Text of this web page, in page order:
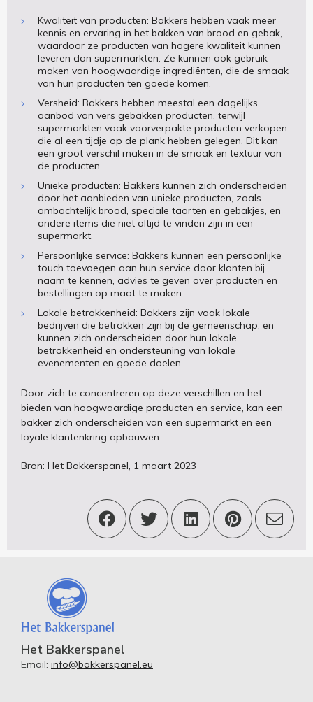
Kwaliteit van producten: Bakkers hebben vaak meer
kennis en ervaring in het bakken van brood en gebak,
waardoor ze producten van hogere kwaliteit kunnen
leveren dan supermarkten. Ze kunnen ook gebruik
maken van hoogwaardige ingrediënten, die de smaak
van hun producten ten goede komen.
Versheid: Bakkers hebben meestal een dagelijks
aanbod van vers gebakken producten, terwijl
supermarkten vaak voorverpakte producten verkopen
die al een tijdje op de plank hebben gelegen. Dit kan
een groot verschil maken in de smaak en textuur van
de producten.
Unieke producten: Bakkers kunnen zich onderscheiden
door het aanbieden van unieke producten, zoals
ambachtelijk brood, speciale taarten en gebakjes, en
andere items die niet altijd te vinden zijn in een
supermarkt.
Persoonlijke service: Bakkers kunnen een persoonlijke
touch toevoegen aan hun service door klanten bij
naam te kennen, advies te geven over producten en
bestellingen op maat te maken.
Lokale betrokkenheid: Bakkers zijn vaak lokale
bedrijven die betrokken zijn bij de gemeenschap, en
kunnen zich onderscheiden door hun lokale
betrokkenheid en ondersteuning van lokale
evenementen en goede doelen.
Door zich te concentreren op deze verschillen en het
bieden van hoogwaardige producten en service, kan een
bakker zich onderscheiden van een supermarkt en een
loyale klantenkring opbouwen.
Bron: Het Bakkerspanel, 1 maart 2023
Het Bakkerspanel
Email: info@bakkerspanel.eu